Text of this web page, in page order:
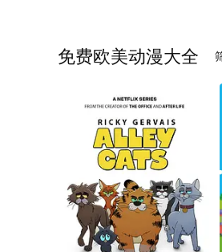
免费欧美动漫大全